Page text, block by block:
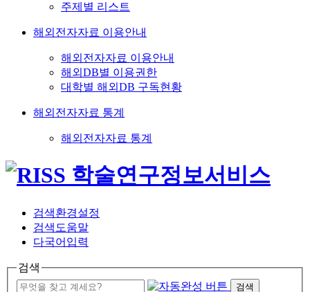
주제별 리스트
해외전자자료 이용안내
해외전자자료 이용안내
해외DB별 이용권한
대학별 해외DB 구독현황
해외전자자료 통계
해외전자자료 통계
검색환경설정
검색도움말
다국어입력
검색
검색